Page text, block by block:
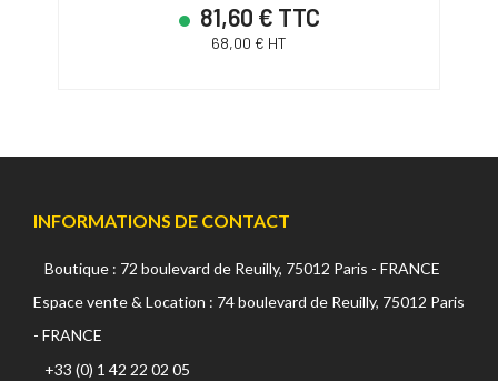
81,60 € TTC
68,00 € HT
INFORMATIONS DE CONTACT
Boutique : 72 boulevard de Reuilly, 75012 Paris - FRANCE
Espace vente & Location : 74 boulevard de Reuilly, 75012 Paris
- FRANCE
+33 (0) 1 42 22 02 05